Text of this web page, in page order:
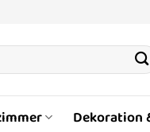
Dekoration